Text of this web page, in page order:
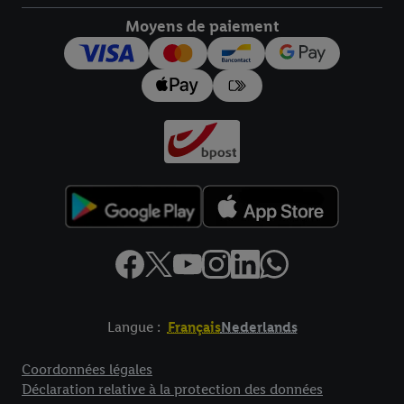
Moyens de paiement
Langue : FrançaisNederlands
Coordonnées légales
Déclaration relative à la protection des données
pour l’avenir dans notredéclaration relative à la protection des
données. Vous trouverez les impressions ici.